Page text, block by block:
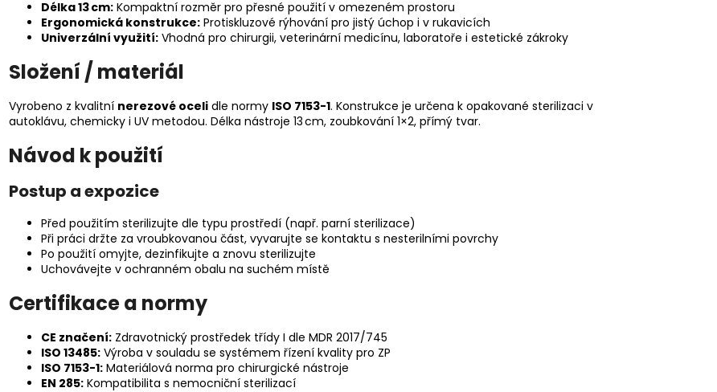
Délka 13 cm: Kompaktní rozměr pro přesné použití v omezeném prostoru
Ergonomická konstrukce: Protiskluzové rýhování pro jistý úchop i v rukavicích
Univerzální využití: Vhodná pro chirurgii, veterinární medicínu, laboratoře i estetické zákroky
Složení / materiál
Vyrobeno z kvalitní nerezové oceli dle normy ISO 7153-1. Konstrukce je určena k opakované sterilizaci v
autoklávu, chemicky i UV metodou. Délka nástroje 13 cm, zoubkování 1×2, přímý tvar.
Návod k použití
Postup a expozice
Před použitím sterilizujte dle typu prostředí (např. parní sterilizace)
Při práci držte za vroubkovanou část, vyvarujte se kontaktu s nesterilními povrchy
Po použití omyjte, dezinfikujte a znovu sterilizujte
Uchovávejte v ochranném obalu na suchém místě
Certifikace a normy
CE značení: Zdravotnický prostředek třídy I dle MDR 2017/745
ISO 13485: Výroba v souladu se systémem řízení kvality pro ZP
ISO 7153-1: Materiálová norma pro chirurgické nástroje
EN 285: Kompatibilita s nemocniční sterilizací